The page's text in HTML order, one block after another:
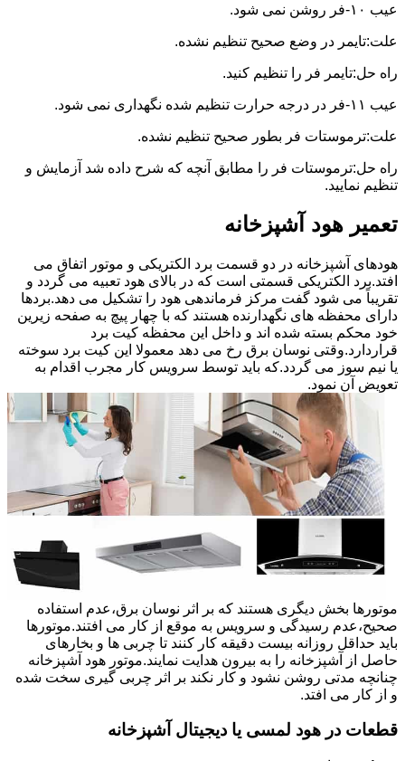
عیب ۱۰-فر روشن نمی شود.
علت:تایمر در وضع صحیح تنظیم نشده.
راه حل:تایمر فر را تنظیم کنید.
عیب ۱۱-فر در درجه حرارت تنظیم شده نگهداری نمی شود.
علت:ترموستات فر بطور صحیح تنظیم نشده.
راه حل:ترموستات فر را مطابق آنچه که شرح داده شد آزمایش و
تنظیم نمایید.
تعمیر هود آشپزخانه
هودهای آشپزخانه در دو قسمت برد الکتریکی و موتور اتفاق می
افتد.برد الکتریکی قسمتی است که در بالای هود تعبیه می گردد و
تقریباً می شود گفت مرکز فرماندهی هود را تشکیل می دهد.بردها
دارای محفظه های نگهدارنده هستند که با چهار پیچ به صفحه زیرین
خود محکم بسته شده اند و داخل این محفظه کیت برد
قراردارد.وقتی نوسان برق رخ می دهد معمولا این کیت برد سوخته
یا نیم سوز می گردد.که باید توسط سرویس کار مجرب اقدام به
تعویض آن نمود.
موتورها بخش دیگری هستند که بر اثر نوسان برق،عدم استفاده
صحیح،عدم رسیدگی و سرویس به موقع از کار می افتند.موتورها
باید حداقل روزانه بیست دقیقه کار کنند تا چربی ها و بخارهای
حاصل از آشپزخانه را به بیرون هدایت نمایند.موتور هود آشپزخانه
چنانچه مدتی روشن نشود و کار نکند بر اثر چربی گیری سخت شده
و از کار می افتد.
قطعات در هود لمسی یا دیجیتال آشپزخانه